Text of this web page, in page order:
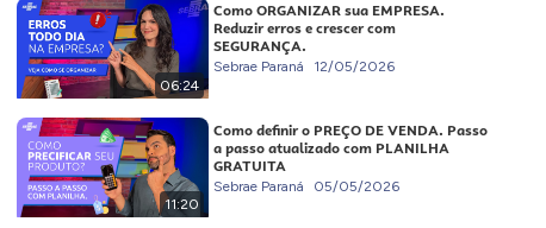
06:24
Como ORGANIZAR sua EMPRESA.
Reduzir erros e crescer com
SEGURANÇA.
Sebrae Paraná 12/05/2026
11:20
Como definir o PREÇO DE VENDA. Passo
a passo atualizado com PLANILHA
GRATUITA
Sebrae Paraná 05/05/2026